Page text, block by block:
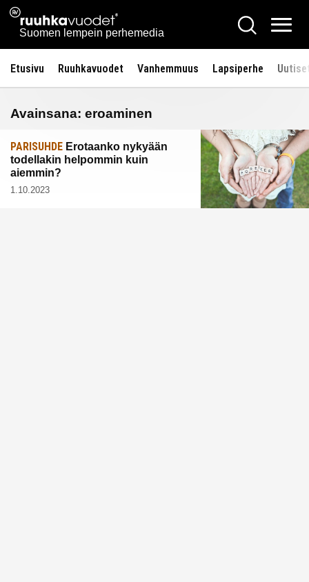
Siirry
sisältöön
Ruuhkavuodet.fi
Suomen lempein perhemedia
Hae
Etusivu Ruuhkavuodet Vanhemmuus Lapsiperhe
Avainsana: eroaminen
PARISUHDE Erotaanko nykyään
todellakin helpommin kuin
aiemmin?
1.10.2023